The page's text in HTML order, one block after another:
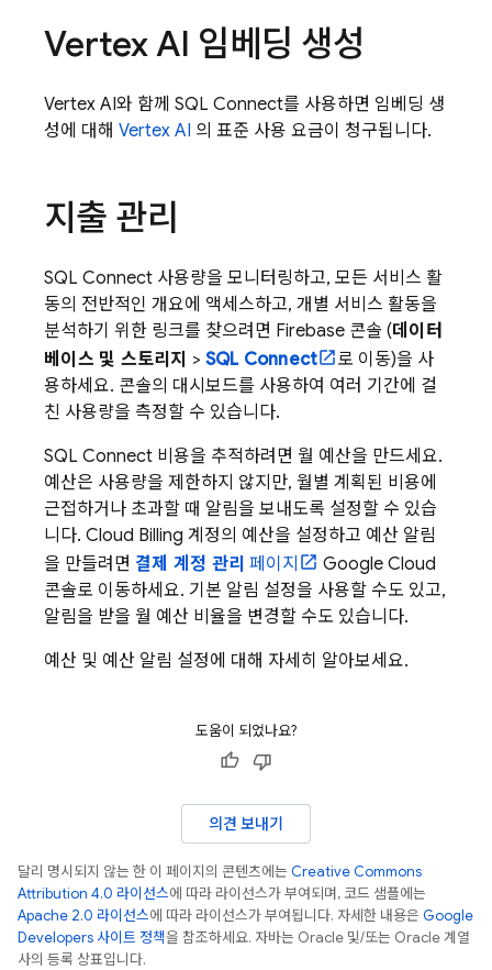
Vertex AI 임베딩 생성
Vertex AI와 함께 SQL Connect를 사용하면 임베딩 생
성에 대해 Vertex AI 의 표준 사용 요금이 청구됩니다.
지출 관리
SQL Connect 사용량을 모니터링하고, 모든 서비스 활
동의 전반적인 개요에 액세스하고, 개별 서비스 활동을
분석하기 위한 링크를 찾으려면 Firebase 콘솔 (데이터
베이스 및 스토리지 > SQL Connect
로 이동)을 사
용하세요. 콘솔의 대시보드를 사용하여 여러 기간에 걸
친 사용량을 측정할 수 있습니다.
SQL Connect 비용을 추적하려면 월 예산을 만드세요.
예산은 사용량을 제한하지 않지만, 월별 계획된 비용에
근접하거나 초과할 때 알림을 보내도록 설정할 수 있습
니다. Cloud Billing 계정의 예산을 설정하고 예산 알림
을 만들려면 결제 계정 관리 페이지
Google Cloud
콘솔로 이동하세요. 기본 알림 설정을 사용할 수도 있고,
알림을 받을 월 예산 비율을 변경할 수도 있습니다.
예산 및 예산 알림 설정에 대해 자세히 알아보세요.
도움이 되었나요?
의견 보내기
달리 명시되지 않는 한 이 페이지의 콘텐츠에는 Creative Commons
Attribution 4.0 라이선스에 따라 라이선스가 부여되며, 코드 샘플에는
Apache 2.0 라이선스에 따라 라이선스가 부여됩니다. 자세한 내용은 Google
Developers 사이트 정책을 참조하세요. 자바는 Oracle 및/또는 Oracle 계열
사의 등록 상표입니다.